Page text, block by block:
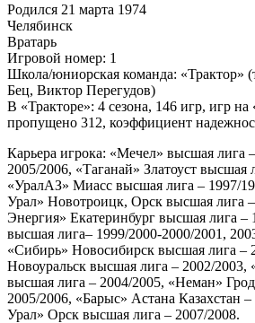
Родился 21 марта 1974
Челябинск
Вратарь
Игровой номер: 1
Школа/юниорская команда: «Трактор»
Бец, Виктор Перегудов)
В «Тракторе»: 4 сезона, 146 игр, игр
пропущено 312, коэффициент
Карьера игрока: «Мечел» высшая лига
2005/2006, «Таганай» Златоуст высшая
«УралАЗ» Миасс высшая лига – 1997/
Урал» Новотроицк, Орск высшая лига
Энергия» Екатеринбург высшая лига –
высшая лига– 1999/2000-2000/2001,
«Сибирь» Новосибирск высшая лига –
Новоуральск высшая лига – 2002/2003,
высшая лига – 2004/2005, «Неман»
2005/2006, «Барыс» Астана
Урал» Орск высшая лига – 2007/2008.